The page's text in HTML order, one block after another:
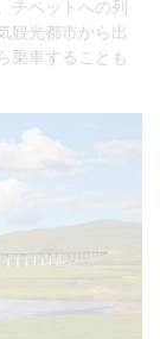
チベットへの列
観光都市から出
乗車することも